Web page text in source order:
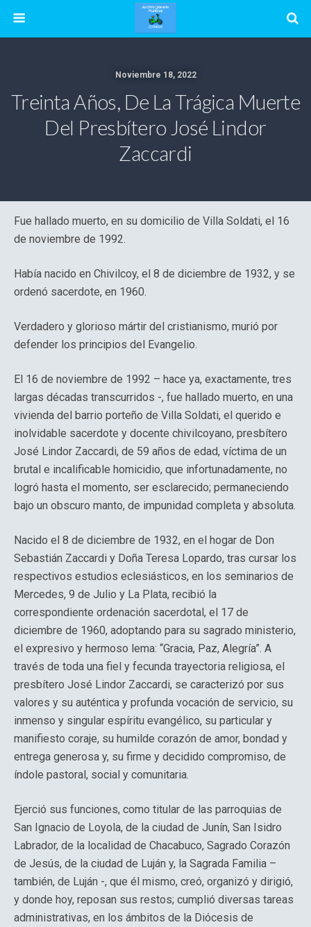
Noviembre 18, 2022
Treinta Años, De La Trágica Muerte
Del Presbítero José Lindor
Zaccardi
Fue hallado muerto, en su domicilio de Villa Soldati, el 16
de noviembre de 1992.
Había nacido en Chivilcoy, el 8 de diciembre de 1932, y se
ordenó sacerdote, en 1960.
Verdadero y glorioso mártir del cristianismo, murió por
defender los principios del Evangelio.
El 16 de noviembre de 1992 – hace ya, exactamente, tres
largas décadas transcurridos -, fue hallado muerto, en una
vivienda del barrio porteño de Villa Soldati, el querido e
inolvidable sacerdote y docente chivilcoyano, presbítero
José Lindor Zaccardi, de 59 años de edad, víctima de un
brutal e incalificable homicidio, que infortunadamente, no
logró hasta el momento, ser esclarecido; permaneciendo
bajo un obscuro manto, de impunidad completa y absoluta.
Nacido el 8 de diciembre de 1932, en el hogar de Don
Sebastián Zaccardi y Doña Teresa Lopardo, tras cursar los
respectivos estudios eclesiásticos, en los seminarios de
Mercedes, 9 de Julio y La Plata, recibió la
correspondiente ordenación sacerdotal, el 17 de
diciembre de 1960, adoptando para su sagrado ministerio,
el expresivo y hermoso lema: “Gracia, Paz, Alegría”. A
través de toda una fiel y fecunda trayectoria religiosa, el
presbítero José Lindor Zaccardi, se caracterizó por sus
valores y su auténtica y profunda vocación de servicio, su
inmenso y singular espíritu evangélico, su particular y
manifiesto coraje, su humilde corazón de amor, bondad y
entrega generosa y, su firme y decidido compromiso, de
índole pastoral, social y comunitaria.
Ejerció sus funciones, como titular de las parroquias de
San Ignacio de Loyola, de la ciudad de Junín, San Isidro
Labrador, de la localidad de Chacabuco, Sagrado Corazón
de Jesús, de la ciudad de Luján y, la Sagrada Familia –
también, de Luján -, que él mismo, creó, organizó y dirigió,
y donde hoy, reposan sus restos; cumplió diversas tareas
administrativas, en los ámbitos de la Diócesis de